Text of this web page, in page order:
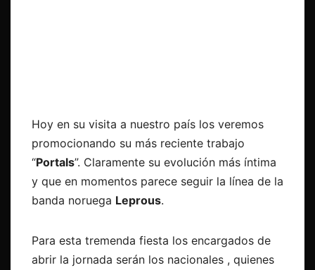
Hoy en su visita a nuestro país los veremos
promocionando su más reciente trabajo
“Portals”. Claramente su evolución más íntima
y que en momentos parece seguir la línea de la
banda noruega Leprous.
Para esta tremenda fiesta los encargados de
abrir la jornada serán los nacionales , quienes